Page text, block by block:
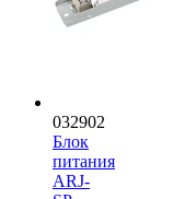
032902
Блок
питания
ARJ-